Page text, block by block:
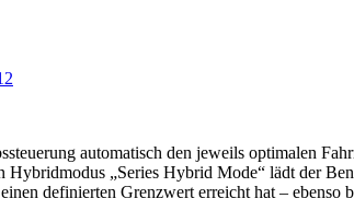
automatisch den jeweils optimalen
„Series Hybrid Mode“ lädt der
definierten Grenzwert erreicht hat –